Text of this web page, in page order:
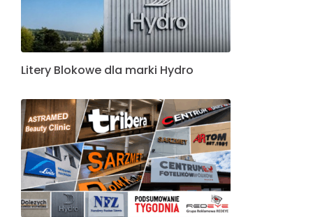
Litery Blokowe dla marki Hydro